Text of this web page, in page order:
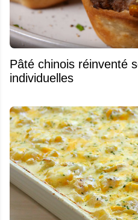
Pâté chinois réinventé
individuelles